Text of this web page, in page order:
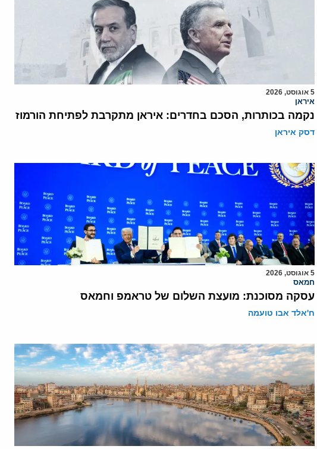
5 אוגוסט, 2026
איראן
נקמה בכותרות, הסכם בחדרים: איראן מתקרבת לפתיחת הורמוז
דסק איראן
5 אוגוסט, 2026
חמאס
עסקה מסוכנת: מועצת השלום של טראמפ וחמאס
ח'אלד אבו טועמה